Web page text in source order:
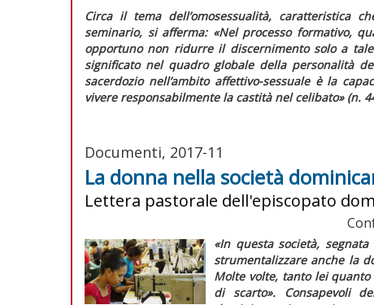
Circa il tema dell’omosessualità, caratteristica
seminario, si afferma: «Nel processo formativo,
opportuno non ridurre il discernimento solo a
significato nel quadro globale della personalità
sacerdozio nell’ambito affettivo-sessuale è la
vivere responsabilmente la castità nel celibato»(n.
Documenti, 2017-11
La donna nella società
Lettera pastorale dell'episcopato
«In questa società,
strumentalizzare anche la
Molte volte, tanto lei
di scarto». Consapevoli